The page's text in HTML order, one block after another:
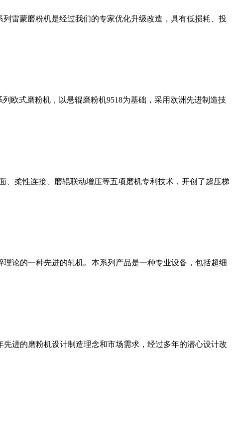
雷蒙磨粉机是经过我们的专家优化升级改造，具有低损耗、投
欧式磨粉机，以悬辊磨粉机9518为基础，采用欧洲先进制造技
柔性连接、磨辊联动增压等五项磨机专利技术，开创了超压梯
论的一种先进的轧机。本系列产品是一种专业设备，包括超细
进的磨粉机设计制造理念和市场需求，经过多年的潜心设计改